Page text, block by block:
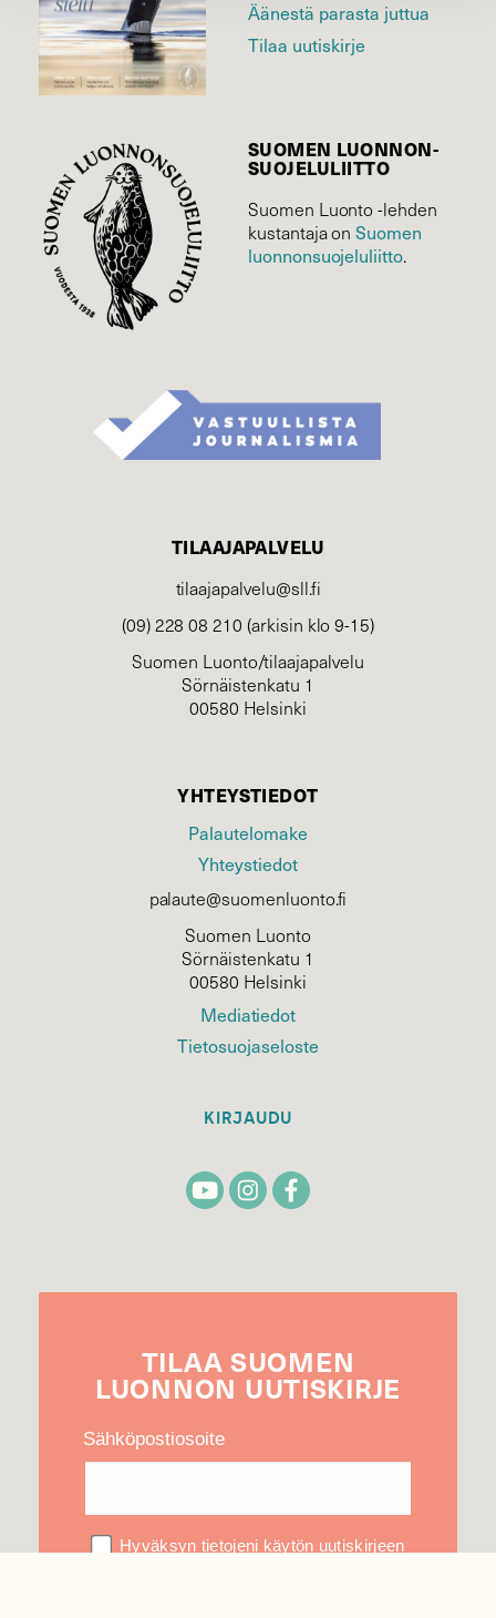
Äänestä parasta juttua
Tilaa uutiskirje
SUOMEN LUONNON­
SUOJELU­LIITTO
Suomen Luonto -lehden
kustantaja onSuomen
luonnonsuojelu­liitto.
TILAAJAPALVELU
tilaajapalvelu@sll.fi
(09) 228 08 210 (arkisin klo 9-15)
Suomen Luonto/tilaajapalvelu
Sörnäistenkatu 1
00580 Helsinki
YHTEYSTIEDOT
Palautelomake
Yhteystiedot
palaute@suomenluonto.fi
Suomen Luonto
Sörnäistenkatu 1
00580 Helsinki
Mediatiedot
Tietosuojaseloste
KIRJAUDU
TILAA SUOMEN
LUONNON UUTIS­KIRJE
Sähköpostiosoite
Hyväksyn tietojeni käytön uutiskirjeen